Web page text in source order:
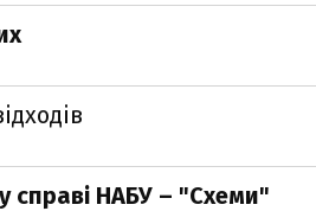
справі НАБУ – "Схеми"